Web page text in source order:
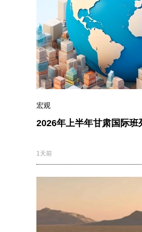
宏观
2026年上半年甘肃国际班
1天前